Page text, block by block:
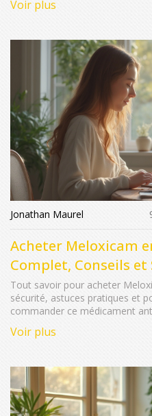
Voir plus
Jonathan Maurel
Acheter Meloxicam
Complet, Conseils et
Tout savoir pour acheter
sécurité, astuces pratiques et
commander ce médicament
Voir plus